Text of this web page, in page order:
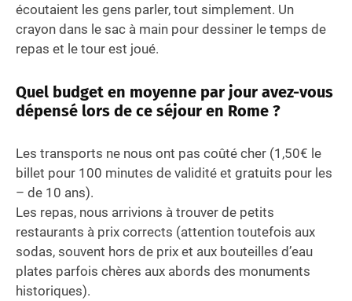
écoutaient les gens parler, tout simplement. Un
crayon dans le sac à main pour dessiner le temps de
repas et le tour est joué.
Quel budget en moyenne par jour avez-vous
dépensé lors de ce séjour en Rome ?
Les transports ne nous ont pas coûté cher (1,50€ le
billet pour 100 minutes de validité et gratuits pour les
– de 10 ans).
Les repas, nous arrivions à trouver de petits
restaurants à prix corrects (attention toutefois aux
sodas, souvent hors de prix et aux bouteilles d’eau
plates parfois chères aux abords des monuments
historiques).